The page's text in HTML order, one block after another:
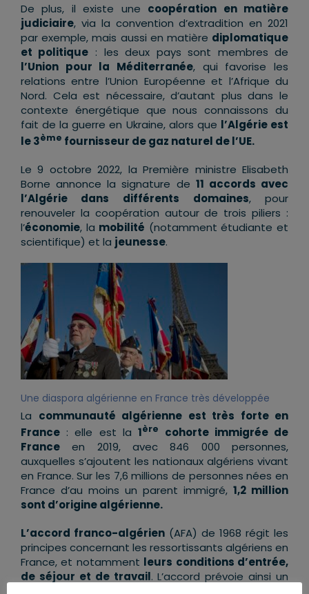
De plus, il existe une coopération en matière
judiciaire, via la convention d’extradition en 2021
par exemple, mais aussi en matière diplomatique
et politique : les deux pays sont membres de
l’Union pour la Méditerranée, qui favorise les
relations entre l’Union Européenne et l’Afrique du
Nord. Cela est nécessaire, d’autant plus dans le
contexte énergétique que nous connaissons du
fait de la guerre en Ukraine, alors que l’Algérie est
le 3ème fournisseur de gaz naturel de l’UE.
Le 9 octobre 2022, la Première ministre Elisabeth
Borne annonce la signature de 11 accords avec
l’Algérie dans différents domaines, pour
renouveler la coopération autour de trois piliers :
l’économie, la mobilité (notamment étudiante et
scientifique) et la jeunesse.
Une diaspora algérienne en France très développée
La communauté algérienne est très forte en
France: elle est la1ère
cohorte immigrée de
Franceen 2019, avec 846 000 personnes,
auxquelles s’ajoutent les nationaux algériens vivant
en France. Sur les 7,6 millions de personnes nées en
France d’au moins un parent immigré,1,2 million
sont d’origine algérienne.
L’accord franco-algérien (AFA) de 1968 régit les
principes concernant les ressortissants algériens en
France, et notamment leurs conditions d’entrée,
de séjour et de travail. L’accord prévoie ainsi un